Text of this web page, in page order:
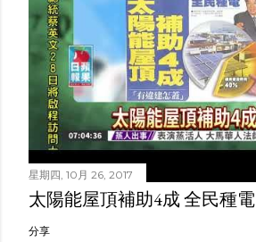
星期四, 10月 26, 2017
太陽能屋頂補助4成 全民種電
分享